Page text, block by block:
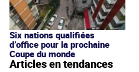
Six nations qualifiées
d’office pour la prochaine
Coupe du monde
Articles en tendances